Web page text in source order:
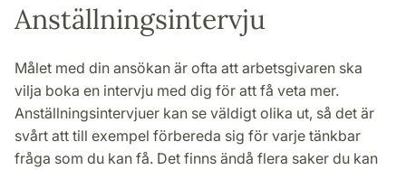
Anställningsintervju
Målet med din ansökan är ofta att arbetsgivaren ska
vilja boka en intervju med dig för att få veta mer.
Anställningsintervjuer kan se väldigt olika ut, så det är
svårt att till exempel förbereda sig för varje tänkbar
fråga som du kan få. Det finns ändå flera saker du kan